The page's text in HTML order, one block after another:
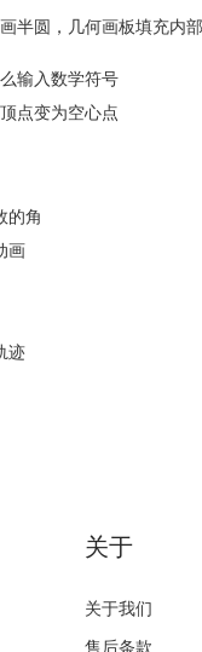
半圆 ， 几何画板填充内部
输入数学符号
点变为空心点
的角
画
迹
关于
关于我们
售后条款